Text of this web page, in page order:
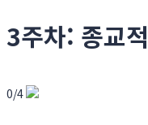
3주차: 종교
0/4